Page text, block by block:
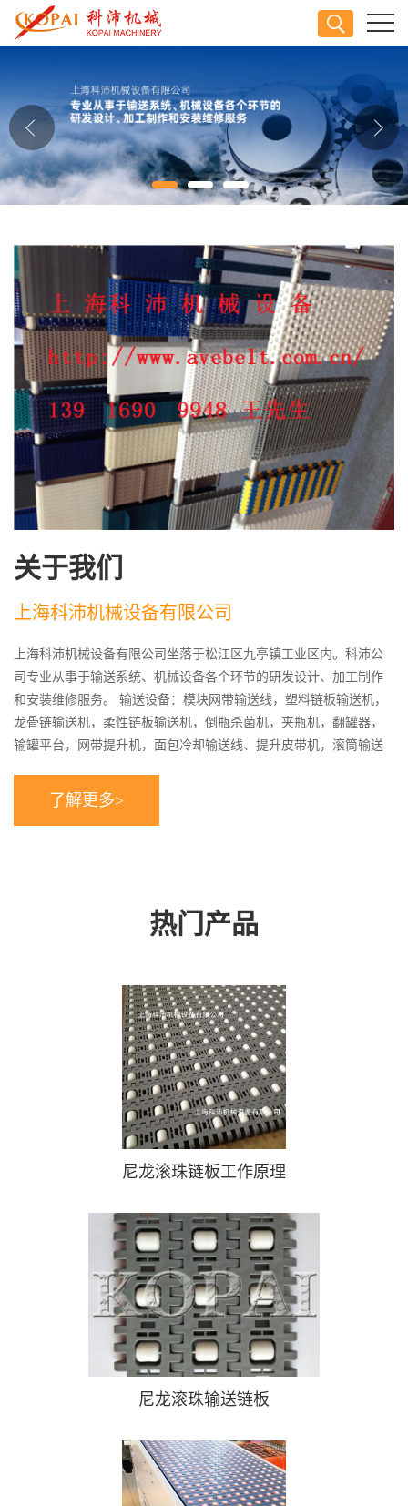
公司介绍
公司动态
产品展厅
在线留言
关于我们
上海科沛机械设备有限公司
上海科沛机械设备有限公司坐落于松江区九亭镇工业区内。科沛公
司专业从事于输送系统、机械设备各个环节的研发设计、加工制作
和安装维修服务。 输送设备：模块网带输送线，塑料链板输送机，
龙骨链输送机，柔性链板输送机，倒瓶杀菌机，夹瓶机，翻罐器，
输罐平台，网带提升机，面包冷却输送线、提升皮带机，滚筒输送
工、电器、轴承、橡胶、轮胎、邮政等行业均得到广泛的应用。 输
了解更多>
热门产品
尼龙滚珠链板工作原理
尼龙滚珠输送链板